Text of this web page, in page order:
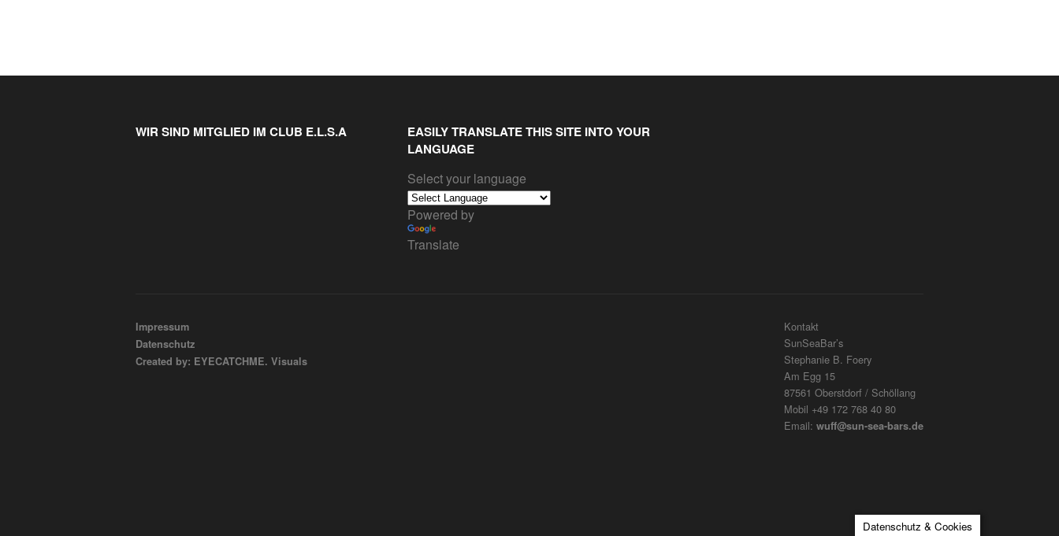
WIR SIND MITGLIED IM CLUB E.L.S.A
EASILY TRANSLATE THIS SITE INTO YOUR
LANGUAGE
Select your language
Powered by
Translate
Impressum
Datenschutz
Created by: EYECATCHME. Visuals
Kontakt
SunSeaBar’s
Stephanie B. Foery
Am Egg 15
87561 Oberstdorf / Schöllang
Mobil +49 172 768 40 80
Email: wuff@sun-sea-bars.de
Datenschutz & Cookies